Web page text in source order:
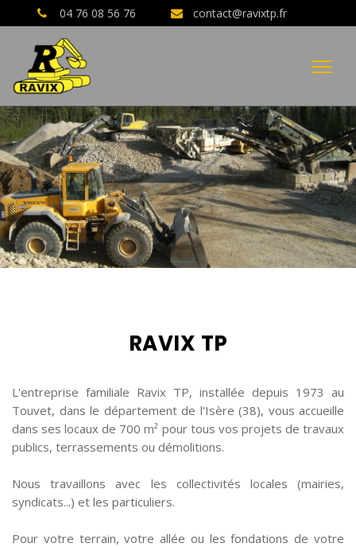
04 76 08 56 76 contact@ravixtp.fr
04 76 08 56 76 AVIS CLIENTS GOOGLE
RAVIX TP
L'entreprise familiale Ravix TP, installée depuis 1973 au
Touvet, dans le département de l'Isère (38), vous accueille
dans ses locaux de 700 m² pour tous vos projets de travaux
publics, terrassements ou démolitions.
Nous travaillons avec les collectivités locales (mairies,
syndicats...) et les particuliers.
Pour votre terrain, votre allée ou les fondations de votre